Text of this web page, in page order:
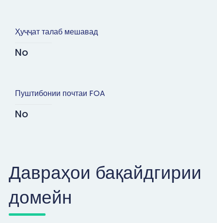
Ҳуҷҷат талаб мешавад
No
Пуштибонии почтаи FOA
No
Давраҳои бақайдгирии
домейн